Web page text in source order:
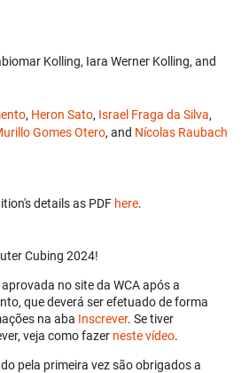
Kolling, Iara Werner Kolling, and
, Heron Sato, Israel Fraga da Silva,
Gomes Otero, and Nícolas Raubach
details as PDF here.
Cubing 2024!
no site da WCA após a
que deverá ser efetuado de forma
na aba Inscrever. Se tiver
veja como fazer neste vídeo.
pela primeira vez são obrigados a